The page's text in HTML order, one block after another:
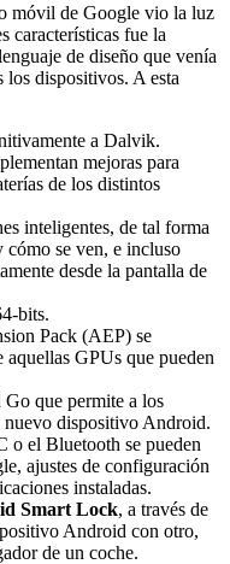
móvil de Google vio la luz
características fue la
de diseño que venía
los dispositivos. A esta
a Dalvik.
mejoras para
de los distintos
inteligentes, de tal forma
cómo se ven, e incluso
desde la pantalla de
bits.
Pack (AEP) se
GPUs que pueden
que permite a los
nuevo dispositivo Android.
o el Bluetooth se pueden
ajustes de configuración
instaladas.
Smart Lock, a través de
Android con otro,
de un coche.